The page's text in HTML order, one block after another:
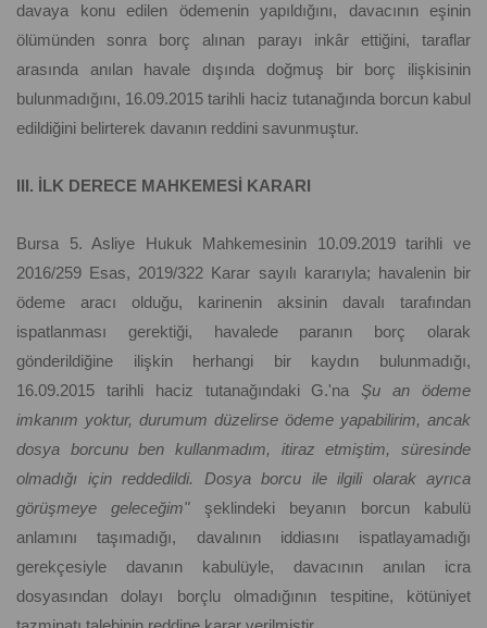
davaya konu edilen ödemenin yapıldığını, davacının eşinin
ölümünden sonra borç alınan parayı inkâr ettiğini, taraflar
arasında anılan havale dışında doğmuş bir borç ilişkisinin
bulunmadığını, 16.09.2015 tarihli haciz tutanağında borcun kabul
edildiğini belirterek davanın reddini savunmuştur.
III. İLK DERECE MAHKEMESİ KARARI
Bursa 5. Asliye Hukuk Mahkemesinin 10.09.2019 tarihli ve
2016/259 Esas, 2019/322 Karar sayılı kararıyla; havalenin bir
ödeme aracı olduğu, karinenin aksinin davalı tarafından
ispatlanması gerektiği, havalede paranın borç olarak
gönderildiğine ilişkin herhangi bir kaydın bulunmadığı,
16.09.2015 tarihli haciz tutanağındaki G.'naŞu an ödeme
imkanım yoktur, durumum düzelirse ödeme yapabilirim, ancak
dosya borcunu ben kullanmadım, itiraz etmiştim, süresinde
olmadığı için reddedildi. Dosya borcu ile ilgili olarak ayrıca
görüşmeye geleceğim" şeklindeki beyanın borcun kabulü
anlamını taşımadığı, davalının iddiasını ispatlayamadığı
gerekçesiyle davanın kabulüyle, davacının anılan icra
dosyasından dolayı borçlu olmadığının tespitine, kötüniyet